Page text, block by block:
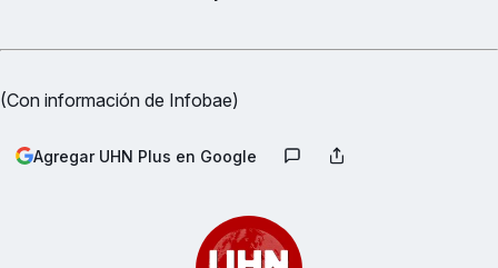
(Con información de Infobae)
Agregar UHN Plus en Google